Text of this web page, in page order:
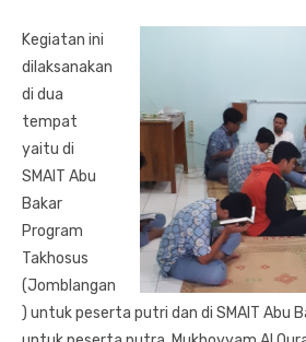
Kegiatan ini
dilaksanakan
di dua
tempat
yaitu di
SMAIT Abu
Bakar
Program
Takhosus
(Jomblangan
) untuk peserta putri dan di SMAIT Abu